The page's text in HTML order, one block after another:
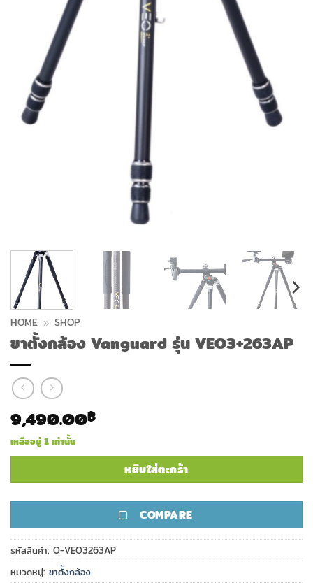
HOME » SHOP
ขาตั้งกล้อง Vanguard รุ่น VEO3+263AP
9,490.00฿
เหลืออยู่ 1 เท่านั้น
หยิบใส่ตะกร้า
COMPARE
รหัสสินค้า: O-VEO3263AP
หมวดหมู่: ขาตั้งกล้อง